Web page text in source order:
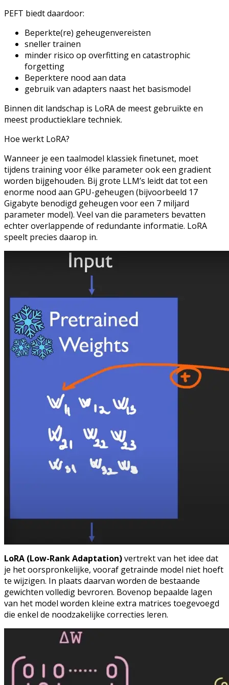
PEFT biedt daardoor:
Beperkte(re) geheugenvereisten
sneller trainen
minder risico op overfitting en catastrophic
forgetting
Beperktere nood aan data
gebruik van adapters naast het basismodel
Binnen dit landschap is LoRA de meest gebruikte en
meest productieklare techniek.
Hoe werkt LoRA?
Wanneer je een taalmodel klassiek finetunet, moet
tijdens training voor élke parameter ook een gradient
worden bijgehouden. Bij grote LLM’s leidt dat tot een
enorme nood aan GPU-geheugen (bijvoorbeeld 17
Gigabyte benodigd geheugen voor een 7 miljard
parameter model). Veel van die parameters bevatten
echter overlappende of redundante informatie. LoRA
speelt precies daarop in.
LoRA (Low-Rank Adaptation)vertrekt van het idee dat
je het oorspronkelijke, vooraf getrainde model niet hoeft
te wijzigen. In plaats daarvan worden de bestaande
gewichten volledig bevroren. Bovenop bepaalde lagen
van het model worden kleine extra matrices toegevoegd
die enkel de noodzakelijke correcties leren.